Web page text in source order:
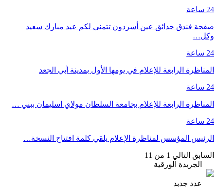
24 ساعة
صفحة فندق حدائق عين أسردون تتمنى لكم عيد مبارك سعيد
وكل…
24 ساعة
المناظرة الرابعة للإعلام في يومها الأول بمدينة أبي الجعد
24 ساعة
المناظرة الرابعة للإعلام بجامعة السلطان مولاي اسليمان ببني …
24 ساعة
الرئيس المؤسس لمناظرة الإعلام يلقي كلمة افتتاح النسخة…
السابق التالي 1 من 11
الجريدة الورقية
عدد جدبد